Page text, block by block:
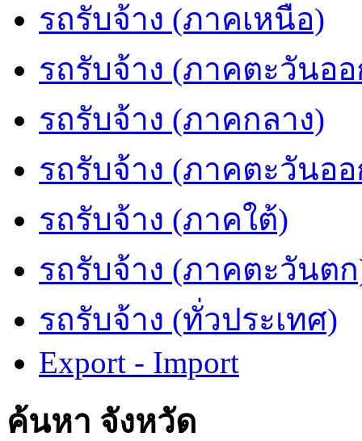
รถรับจ้าง (ภาคเหนือ)
รถรับจ้าง (ภาคตะวันออ
รถรับจ้าง (ภาคกลาง)
รถรับจ้าง (ภาคตะวันอ
รถรับจ้าง (ภาคใต้)
รถรับจ้าง (ภาคตะวันต
รถรับจ้าง (ทั่วประเทศ)
Export - Import
ค้นหา จังหวัด